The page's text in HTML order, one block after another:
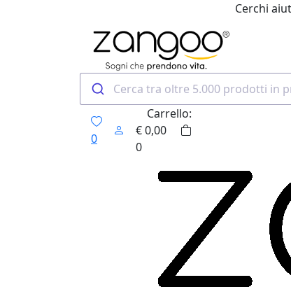
Cerchi
0
Carrello:
€0,00
0